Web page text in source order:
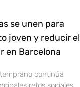
se unen para
joven y reducir el
en Barcelona
continúa